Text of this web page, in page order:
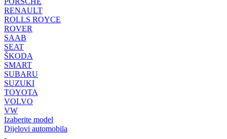
RENAULT
ROLLS ROYCE
ROVER
SAAB
SEAT
ŠKODA
SMART
SUBARU
SUZUKI
TOYOTA
VOLVO
VW
Izaberite model
Dijelovi automobila